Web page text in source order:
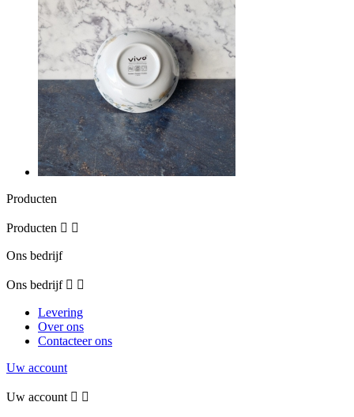
Producten
Producten  
Ons bedrijf
Ons bedrijf  
Levering
Over ons
Contacteer ons
Uw account
Uw account  